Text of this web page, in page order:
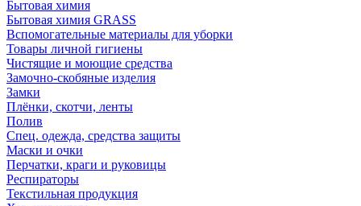
Бытовая химия
Бытовая химия GRASS
Вспомогательные материалы для уборки
Товары личной гигиены
Чистящие и моющие средства
Замочно-скобяные изделия
Замки
Плёнки, скотчи, ленты
Полив
Спец. одежда, средства защиты
Маски и очки
Перчатки, краги и руковицы
Респираторы
Текстильная продукция